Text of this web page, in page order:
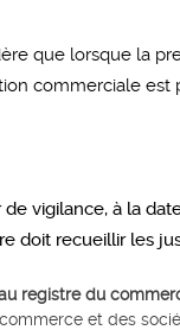
que lorsque la
commerciale
vigilance, à la
doit recueillir les
registre du
et des